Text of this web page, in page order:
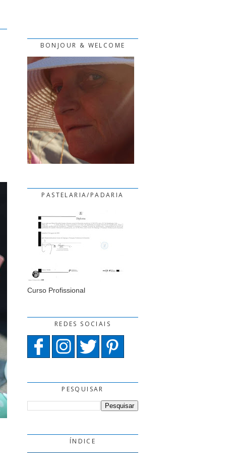
BONJOUR & WELCOME
PASTELARIA/PADARIA
Curso Profissional
REDES SOCIAIS
PESQUISAR
ÍNDICE